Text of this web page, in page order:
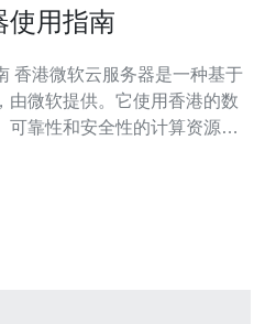
使用指南
由微软提供。它使用香港的数
可靠性和安全性的计算资源。